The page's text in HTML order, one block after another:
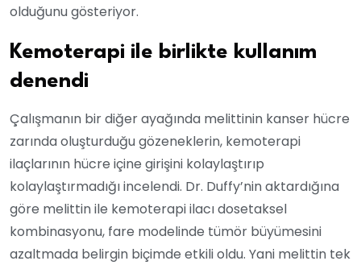
olduğunu gösteriyor.
Kemoterapi ile birlikte kullanım
denendi
Çalışmanın bir diğer ayağında melittinin kanser hücre
zarında oluşturduğu gözeneklerin, kemoterapi
ilaçlarının hücre içine girişini kolaylaştırıp
kolaylaştırmadığı incelendi. Dr. Duffy’nin aktardığına
göre melittin ile kemoterapi ilacı dosetaksel
kombinasyonu, fare modelinde tümör büyümesini
azaltmada belirgin biçimde etkili oldu. Yani melittin tek